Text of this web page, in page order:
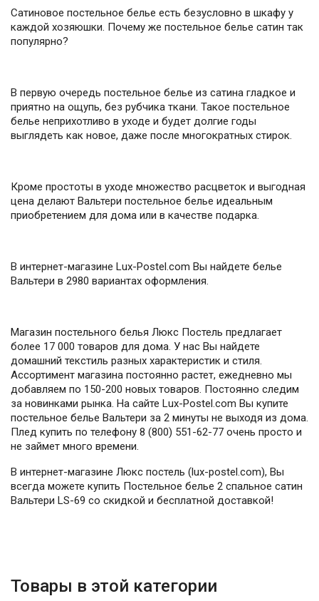
Сатиновое постельное белье есть безусловно в шкафу у
каждой хозяюшки. Почему же постельное белье сатин так
популярно?
В первую очередь постельное белье из сатина гладкое и
приятно на ощупь, без рубчика ткани. Такое постельное
белье неприхотливо в уходе и будет долгие годы
выглядеть как новое, даже после многократных стирок.
Кроме простоты в уходе множество расцветок и выгодная
цена делают Вальтери постельное белье идеальным
приобретением для дома или в качестве подарка.
В интернет-магазине Lux-Postel.com Вы найдете белье
Вальтери в 2980 вариантах оформления.
Магазин постельного белья Люкс Постель предлагает
более 17 000 товаров для дома. У нас Вы найдете
домашний текстиль разных характеристик и стиля.
Ассортимент магазина постоянно растет, ежедневно мы
добавляем по 150-200 новых товаров. Постоянно следим
за новинками рынка. На сайте Lux-Postel.com Вы купите
постельное белье Вальтери за 2 минуты не выходя из дома.
Плед купить по телефону 8 (800) 551-62-77 очень просто и
не займет много времени.
В интернет-магазине Люкс постель (lux-postel.com), Вы
всегда можете купить Постельное белье 2 спальное сатин
Вальтери LS-69 со скидкой и бесплатной доставкой!
Товары в этой категории